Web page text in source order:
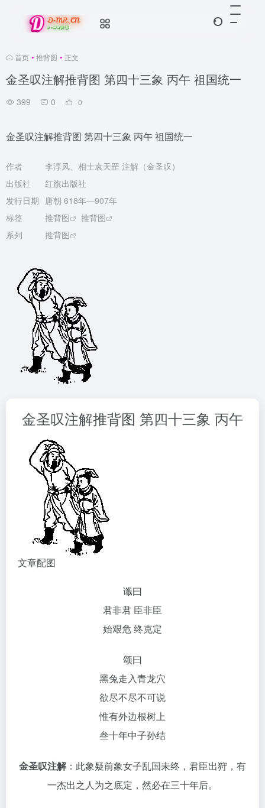
首页 • 推背图 • 正文
金圣叹注解推背图 第四十三象 丙午 祖国统一
399 0 0
金圣叹注解推背图 第四十三象 丙午 祖国统一
作者
李淳风、相士袁天罡 注解（金圣叹）
出版社
红旗出版社
发行日期 唐朝 618年—907年
标签
推背图
推背图
系列
推背图
金圣叹注解推背图 第四十三象 丙午
文章配图
谶曰
君非君 臣非臣
始艰危 终克定
颂曰
黑兔走入青龙穴
欲尽不尽不可说
惟有外边根树上
叁十年中子孙结
金圣叹注解：此象疑前象女子乱国未终，君臣出狩，有
一杰出之人为之底定，然必在三十年后。